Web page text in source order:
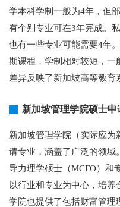
学本科学制一般为4年，但
有个别专业可在3年完成。
也有一些专业可能需要4年
期课程，学制相对较短，一
差异反映了新加坡高等教育
新加坡管理学院硕士申
新加坡管理学院（实际应为
请专业，涵盖了广泛的领域
导力理学硕士（MCFO）和
以行业和专业为中心，培
学院也提供了包括财富管理